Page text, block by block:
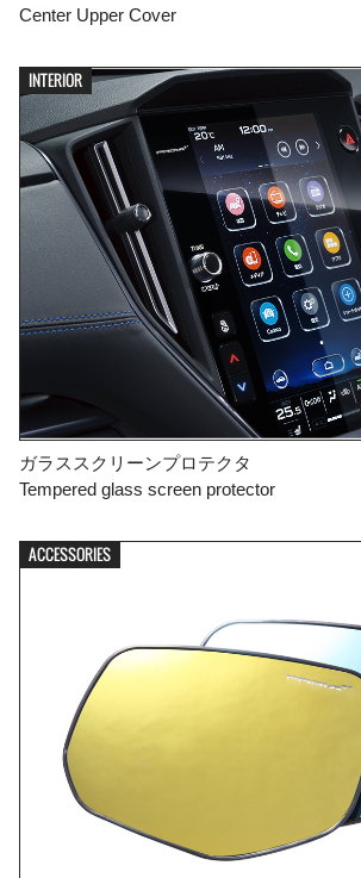
Center Upper Cover
INTERIOR
ガラススクリーンプロテクタ
Tempered glass screen protector
ACCESSORIES